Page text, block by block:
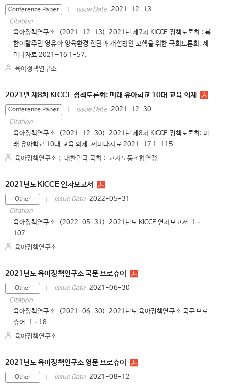
Conference Paper Issue Date 2021-12-13
Citation
육아정책연구소. (2021-12-13). 2021년 제7차 KICCE 정책토론회 : 북
한이탈주민 영유아 양육환경 진단과 개선방안 모색을 위한 국회토론회. 세
미나자료 2021-16 1-57.
육아정책연구소
2021년 제8차 KICCE 정책토론회: 미래 유아학교 10대 교육 의제
Conference Paper Issue Date 2021-12-30
Citation
육아정책연구소. (2021-12-30). 2021년 제8차 KICCE 정책토론회: 미
래 유아학교 10대 교육 의제. 세미나자료 2021-17 1-115.
육아정책연구소 ; 대한민국 국회 ; 교사노동조합연맹
2021년도 KICCE 연차보고서
Other Issue Date 2022-05-31
Citation
육아정책연구소. (2022-05-31). 2021년도 KICCE 연차보고서. 1–
107.
육아정책연구소
2021년도 육아정책연구소 국문 브로슈어
Other Issue Date 2021-06-30
Citation
육아정책연구소. (2021-06-30). 2021년도 육아정책연구소 국문 브로
슈어. 1–18.
육아정책연구소
2021년도 육아정책연구소 영문 브로슈어
Other Issue Date 2021-08-12